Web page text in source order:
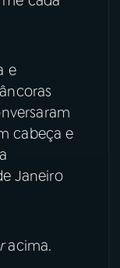
e
cabeça e
Janeiro
acima.